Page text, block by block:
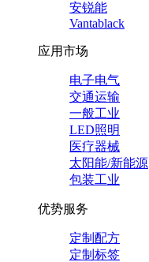
安锐能
Vantablack
应用市场
电子电气
交通运输
一般工业
LED照明
医疗器械
太阳能/新能源
包装工业
优势服务
定制配方
定制标签